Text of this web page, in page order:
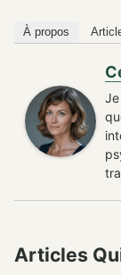
À propos
Articles